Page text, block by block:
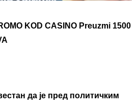
KOD CASINO Preuzmi 1500
да је пред политичким